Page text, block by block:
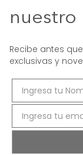
nuestro
Recibe antes
exclusivas y